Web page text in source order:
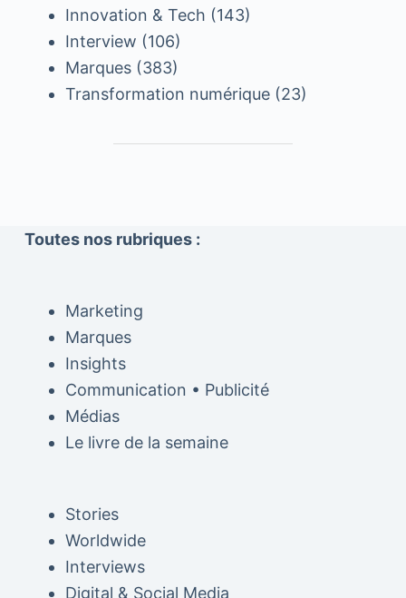
Innovation & Tech (143)
Interview (106)
Marques(383)
Transformation numérique(23)
Toutes nos rubriques :
Marketing
Marques
Insights
Communication • Publicité
Médias
Le livre de la semaine
Stories
Worldwide
Interviews
Digital & Social Media